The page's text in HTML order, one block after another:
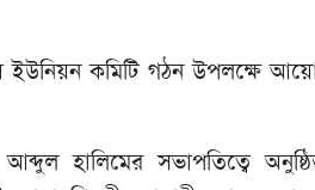
কমিটি গঠন উপলক্ষে
আব্দুল হালিমের সভাপতিত্বে